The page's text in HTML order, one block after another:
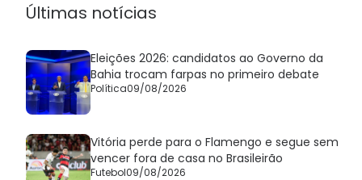
Últimas notícias
Eleições 2026: candidatos ao Governo da
Bahia trocam farpas no primeiro debate
Política09/08/2026
Vitória perde para o Flamengo e segue sem
vencer fora de casa no Brasileirão
Futebol09/08/2026